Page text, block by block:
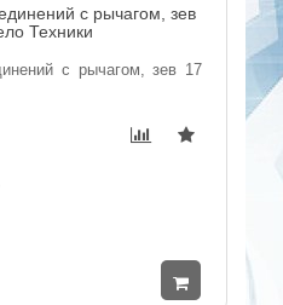
с рычагом, зев
Техники
с рычагом, зев 17